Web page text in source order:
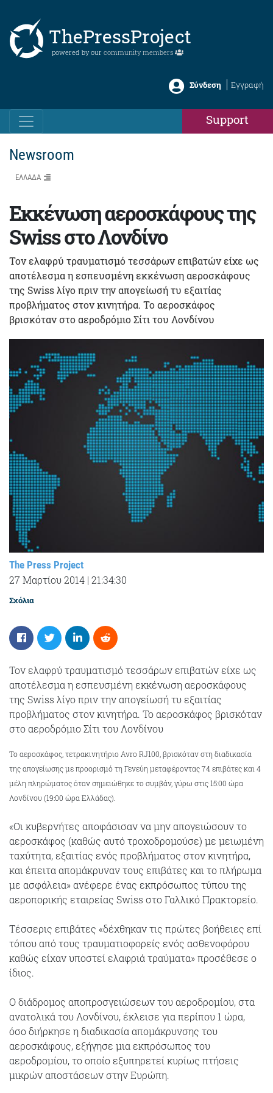
ThePressProject
powered by our community members
Σύνδεση Εγγραφή
Support
Newsroom
ΕΛΛΑΔΑ
Eκκένωση αεροσκάφους της
Swiss στο Λονδίνο
Τον ελαφρύ τραυματισμό τεσσάρων επιβατών είχε ως
αποτέλεσμα η εσπευσμένη εκκένωση αεροσκάφους
της Swiss λίγο πριν την απογείωσή τυ εξαιτίας
προβλήματος στον κινητήρα. Το αεροσκάφος
βρισκόταν στο αεροδρόμιο Σίτι του Λονδίνου
The Press Project
27 Μαρτίου 2014 | 21:34:30
Σχόλια
Τον ελαφρύ τραυματισμό τεσσάρων επιβατών είχε ως
αποτέλεσμα η εσπευσμένη εκκένωση αεροσκάφους
της Swiss λίγο πριν την απογείωσή τυ εξαιτίας
προβλήματος στον κινητήρα. Το αεροσκάφος βρισκόταν
στο αεροδρόμιο Σίτι του Λονδίνου
Το αεροσκάφος, τετρακινητήριο Avro RJ100, βρισκόταν στη διαδικασία
της απογείωσης με προορισμό τη Γενεύη μεταφέροντας 74 επιβάτες και 4
μέλη πληρώματος όταν σημειώθηκε το συμβάν, γύρω στις 15:00 ώρα
Λονδίνου (19:00 ώρα Ελλάδας).
«Οι κυβερνήτες αποφάσισαν να μην απογειώσουν το
αεροσκάφος (καθώς αυτό τροχοδρομούσε) με μειωμένη
ταχύτητα, εξαιτίας ενός προβλήματος στον κινητήρα,
και έπειτα απομάκρυναν τους επιβάτες και το πλήρωμα
με ασφάλεια» ανέφερε ένας εκπρόσωπος τύπου της
αεροπορικής εταιρείας Swiss στο Γαλλικό Πρακτορείο.
Τέσσερις επιβάτες «δέχθηκαν τις πρώτες βοήθειες επί
τόπου από τους τραυματιοφορείς ενός ασθενοφόρου
καθώς είχαν υποστεί ελαφριά τραύματα» προσέθεσε ο
ίδιος.
Ο διάδρομος αποπροσγειώσεων του αεροδρομίου, στα
ανατολικά του Λονδίνου, έκλεισε για περίπου 1 ώρα,
όσο διήρκησε η διαδικασία απομάκρυνσης του
αεροσκάφους, εξήγησε μια εκπρόσωπος του
αεροδρομίου, το οποίο εξυπηρετεί κυρίως πτήσεις
μικρών αποστάσεων στην Ευρώπη.